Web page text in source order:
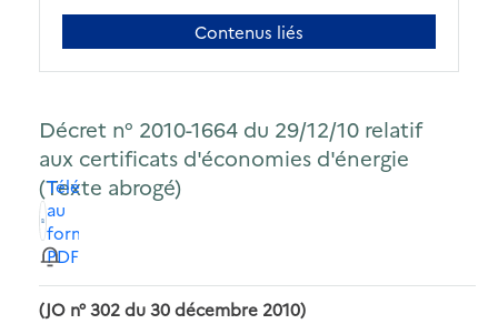
Contenus liés
Décret n° 2010-1664 du 29/12/10 relatif
aux certificats d'économies d'énergie
(Texte abrogé)
Télécharger
au
format
PDF
(JO n° 302 du 30 décembre 2010)